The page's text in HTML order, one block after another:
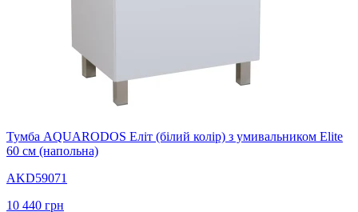
Тумба AQUARODOS Еліт (білий колір) з умивальником Elite
60 см (напольна)
AKD59071
10 440 грн